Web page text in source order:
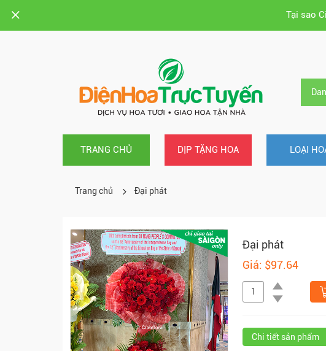
Tại sao
TRANG CHỦ DỊP TẶNG HOA LOẠI
Trang chủ Đại phát
Đại phát
Giá: $97.64
Chi tiết sản phẩm